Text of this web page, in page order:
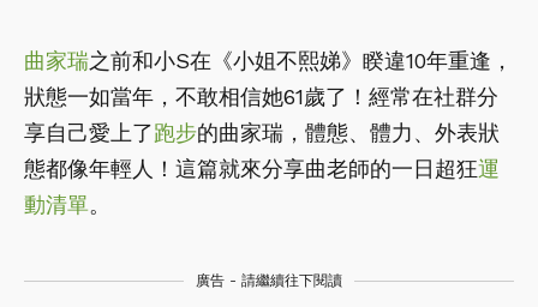
曲家瑞之前和小S在《小姐不熙娣》睽違10年重逢，
狀態一如當年，不敢相信她61歲了！經常在社群分
享自己愛上了跑步的曲家瑞，體態、體力、外表狀
態都像年輕人！這篇就來分享曲老師的一日超狂運
動清單。
廣告 - 請繼續往下閱讀